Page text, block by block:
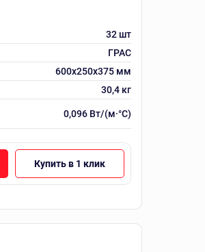
32 шт
ГРАС
600х250х375 мм
30,4 кг
0,096 Вт/(м·°C)
Купить в 1 клик